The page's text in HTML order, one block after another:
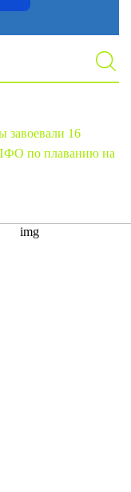
завоевали 16
по плаванию на